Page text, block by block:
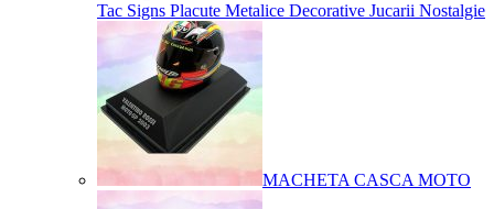
Tac Signs Placute Metalice Decorative Jucarii Nostalgie
MACHETA CASCA MOTO